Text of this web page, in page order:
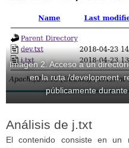
Imagen 2. Acceso a un
en la ruta /development,
públicamente
Análisis de j.txt
El contenido consiste en un